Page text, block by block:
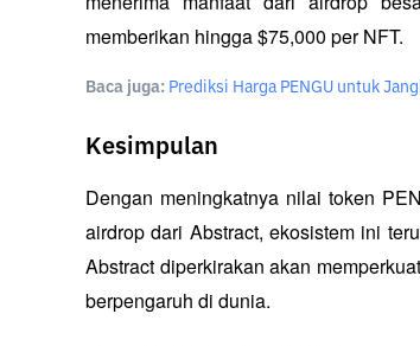
memberikan hingga $75,000 per NFT.
Baca juga: Prediksi Harga PENGU untuk
Kesimpulan
Dengan meningkatnya nilai token
airdrop dari Abstract, ekosistem ini
Abstract diperkirakan akan
berpengaruh di dunia.